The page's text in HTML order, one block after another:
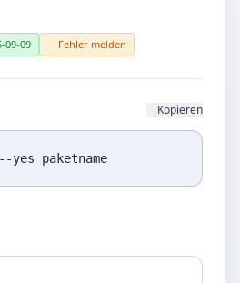
09-09 Fehler melden
Kopieren
yes paketname